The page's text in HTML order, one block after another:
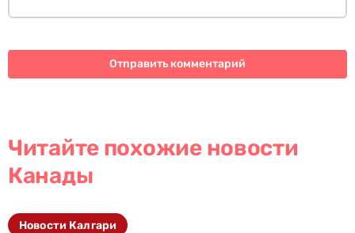
Читайте похожие новости
Канады
Новости Калгари